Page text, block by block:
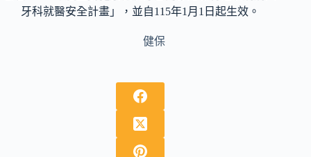
牙科就醫安全計畫」，並自115年1月1日起生效。
健保